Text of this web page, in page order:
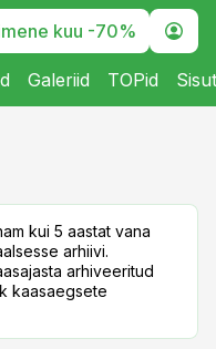
kuu -70%
Galeriid TOPid
kui 5 aastat vana
arhiivi.
arhiveeritud
kaasaegsete